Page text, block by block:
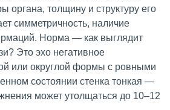
органа, толщину и структуру его
симметричность, наличие
Норма — как выглядит
Это эхо негативное
или округлой формы с ровными
состоянии стенка тонкая —
может утолщаться до 10–12